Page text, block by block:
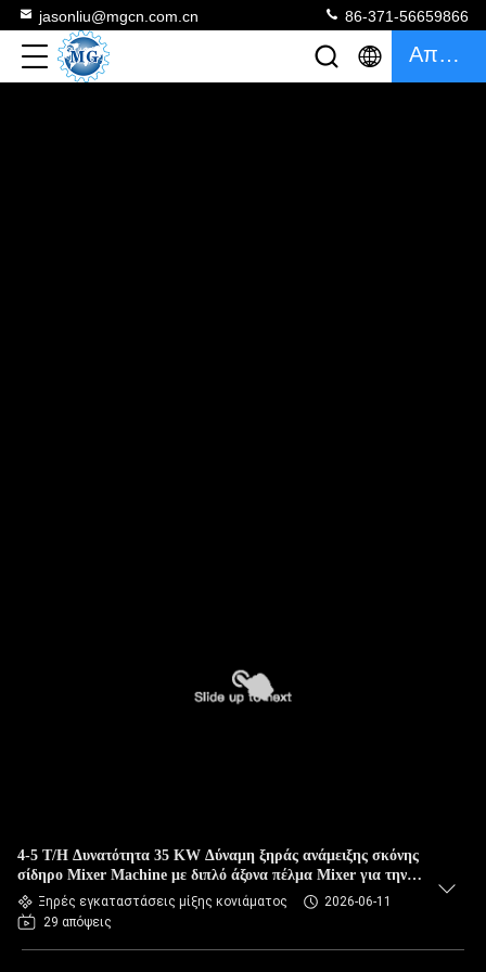
jasonliu@mgcn.com.cn 86-371-56659866
Απόσπασμα
4-5 T/H Δυνατότητα 35 KW Δύναμη ξηράς ανάμειξης σκόνης
σίδηρο Mixer Machine με διπλό άξονα πέλμα Mixer για την
κατασκευή ελαστικών κεραμίδων
Ξηρές εγκαταστάσεις μίξης κονιάματος
2026-06-11
29 απόψεις